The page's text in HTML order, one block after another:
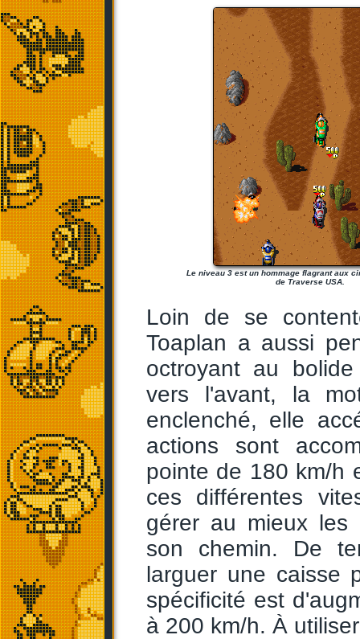
Le niveau 3 est un hommage flagrant aux
de Traverse USA.
Loin de se
Toaplan a aussi
octroyant au
vers l'avant, la
enclenché, elle
actions sont
pointe de 180 km/h
ces différentes
gérer au mieux les
son chemin. De
larguer une caisse
spécificité est
à 200 km/h. À